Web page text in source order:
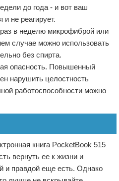
до года - и вот ваш
не реагирует.
в неделю микрофиброй или
случае можно использовать
без спирта.
опасность. Повышенный
нарушить целостность
работоспособности можно
книга PocketBook 515
вернуть ее к жизни и
и правдой еще есть. Однако